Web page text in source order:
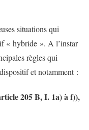
situations qui
« hybride ». A l’instar
règles qui
et notamment :
205 B, I. 1a) à f)),